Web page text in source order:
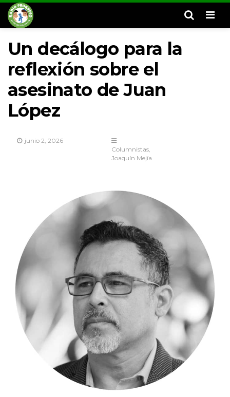
Un decálogo para la
reflexión sobre el
asesinato de Juan
López
junio 2, 2026
Columnistas
Joaquín Mejía